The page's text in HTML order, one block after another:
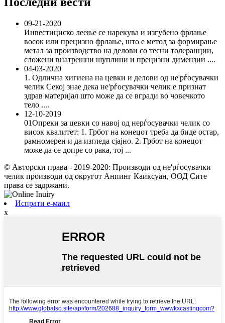
09-21-2020
Инвестициско леење се нарекува и изгубено фрлање
восок или прецизно фрлање, што е метод за формирање
метал за производство на делови со тесни толеранции,
сложени внатрешни шуплини и прецизни димензии ....
04-03-2020
1. Одлична хигиена на цевки и делови од не'рѓосувачки
челик Секој знае дека не'рѓосувачки челик е признат
здрав материјал што може да се вгради во човечкото
тело ....
12-10-2019
01Опреки за цевки со навој од нерѓосувачки челик со
висок квалитет: 1. Грбот на конецот треба да биде остар,
рамномерен и да изгледа сјајно. 2. Грбот на конецот
може да се допре со рака, тој ...
© Авторски права - 2019-2020: Производи од не'рѓосувачки
челик производи од округот Анпинг Каиксуан, ООД Сите
права се задржани.
Испрати е-маил
x